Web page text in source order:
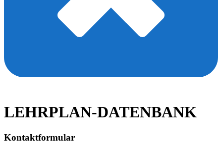
LEHRPLAN-DATENBANK
Kontaktformular